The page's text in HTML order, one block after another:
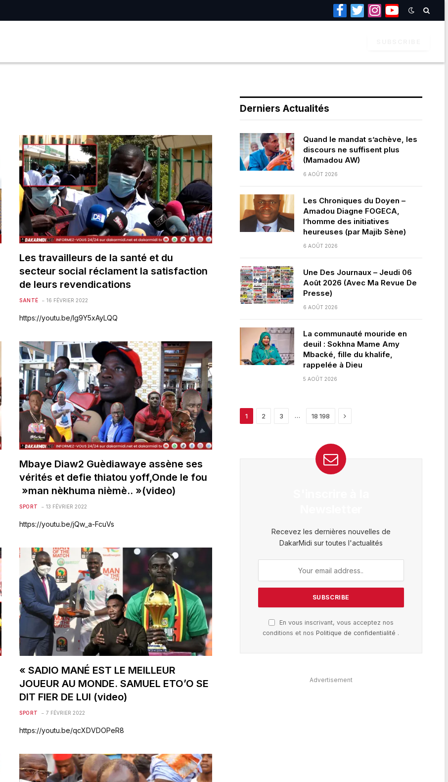
Facebook
TwitterInstagramYouTube
Les travailleurs de la santé et du
secteur social réclament la satisfaction
de leurs revendications
SANTÉ 16 FÉVRIER 2022
https://youtu.be/Ig9Y5xAyLQQ
Mbaye Diaw2 Guèdiawaye assène ses
vérités et defie thiatou yoff,Onde le fou
»man nèkhuma nièmè.. »(video)
SPORT 13 FÉVRIER 2022
https://youtu.be/jQw_a-FcuVs
« SADIO MANÉ EST LE MEILLEUR
JOUEUR AU MONDE. SAMUEL ETO’O SE
DIT FIER DE LUI (video)
SPORT 7 FÉVRIER 2022
https://youtu.be/qcXDVDOPeR8
Derniers Actualités
Quand le mandat s’achève, les
discours ne suffisent plus
(Mamadou AW)
6 AOÛT 2026
Les Chroniques du Doyen –
Amadou Diagne FOGECA,
l’homme des initiatives
heureuses (par Majib Sène)
6 AOÛT 2026
Une Des Journaux – Jeudi 06
Août 2026 (Avec Ma Revue De
Presse)
6 AOÛT 2026
La communauté mouride en
deuil : Sokhna Mame Amy
Mbacké, fille du khalife,
rappelée à Dieu
5 AOÛT 2026
1 2 3 … 18 198 Next
Recevez les dernières nouvelles de
DakarMidi sur toutes l'actualités
En vous inscrivant, vous acceptez nos
conditions et nosPolitique de confidentialité .
Advertisement